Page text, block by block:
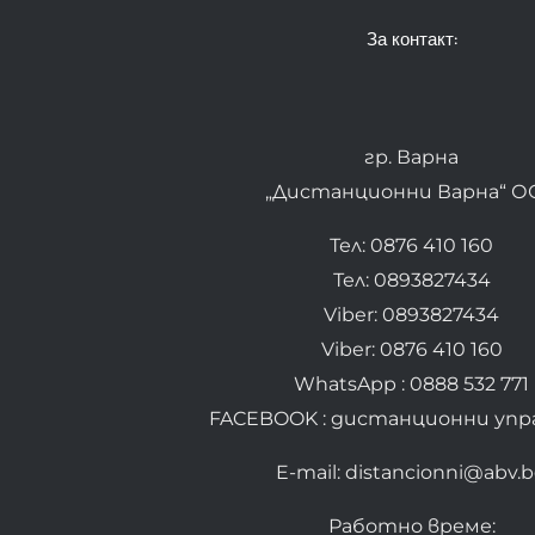
За контакт:
гр. Варна
„Дистанционни Варна“
Тел: 0876 410 160
Тел: 0893827434
Viber: 0893827434
Viber: 0876 410 160
WhatsApp : 0888 532 771
FACEBOOK : дистанционни
E-mail:
Работно време: